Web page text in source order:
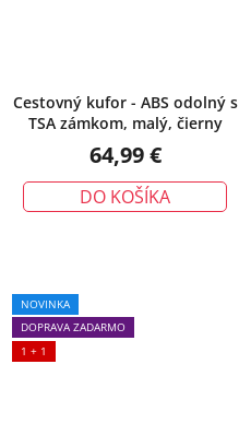
Cestovný kufor - ABS odolný s
TSA zámkom, malý, čierny
64,99 €
DO KOŠÍKA
NOVINKA
DOPRAVA ZADARMO
1 + 1